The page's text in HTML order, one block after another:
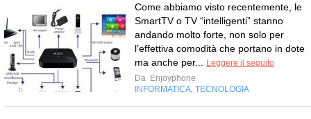
Come abbiamo visto recentemente, le
SmartTV o TV “intelligenti” stanno
andando molto forte, non solo per
l’effettiva comodità che portano in dote
ma anche per...
Leggere il seguito
Da Enjoyphone
INFORMATICA TECNOLOGIA